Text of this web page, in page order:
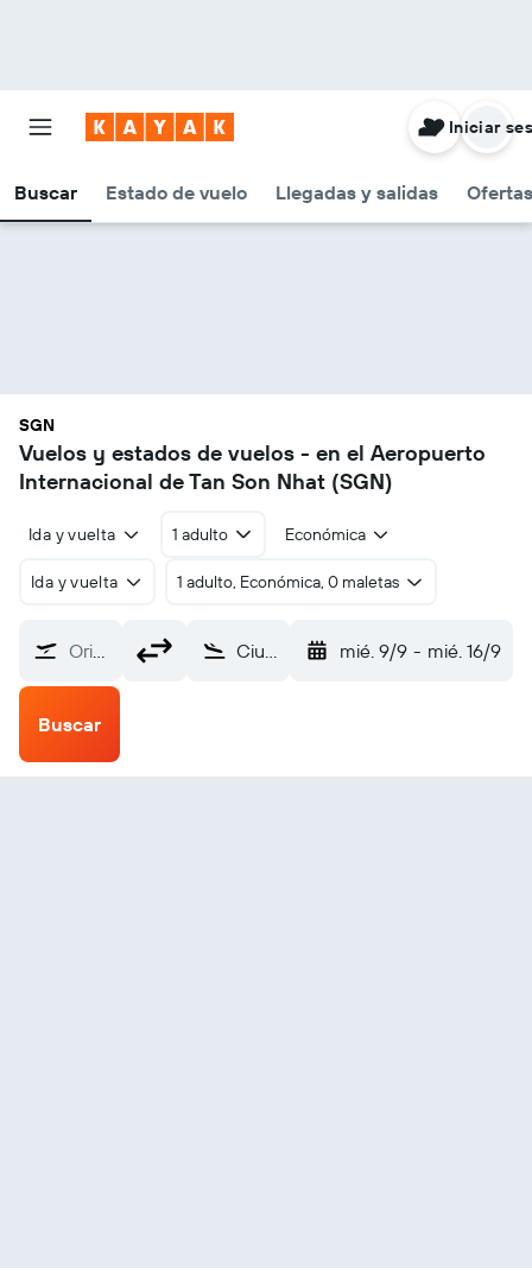
Buscar Estado de vuelo Llegadas y salidas Ofertas
Iniciar
SGN
Vuelos y estados de vuelos - en el Aeropuerto
Internacional de Tan Son Nhat (SGN)
Ida y vuelta 1 adulto Económica
Ida y vuelta 1 adulto, Económica, 0 maletas
Origen Ciudad Ho Chi Minh Internacional de Tan Son Nhat (SGN) mié. 9/9 - mié. 16/9
Buscar